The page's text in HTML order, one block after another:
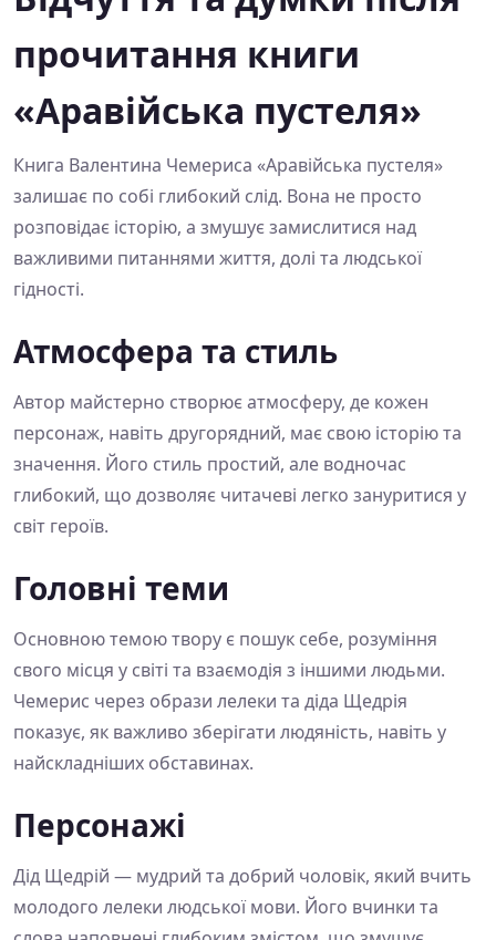
прочитання книги
«Аравійська пустеля»
Книга Валентина Чемериса «Аравійська пустеля»
залишає по собі глибокий слід. Вона не просто
розповідає історію, а змушує замислитися над
важливими питаннями життя, долі та людської
гідності.
Атмосфера та стиль
Автор майстерно створює атмосферу, де кожен
персонаж, навіть другорядний, має свою історію та
значення. Його стиль простий, але водночас
глибокий, що дозволяє читачеві легко зануритися у
світ героїв.
Головні теми
Основною темою твору є пошук себе, розуміння
свого місця у світі та взаємодія з іншими людьми.
Чемерис через образи лелеки та діда Щедрія
показує, як важливо зберігати людяність, навіть у
найскладніших обставинах.
Персонажі
Дід Щедрій — мудрий та добрий чоловік, який вчить
молодого лелеки людської мови. Його вчинки та